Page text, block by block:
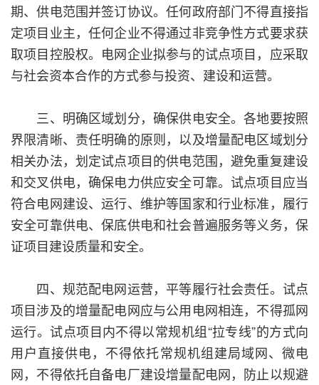
期、供电范围并签订协议。任何政府部门不得直接指
定项目业主，任何企业不得通过非竞争性方式要求获
取项目控股权。电网企业拟参与的试点项目，应采取
与社会资本合作的方式参与投资、建设和运营。
三、明确区域划分，确保供电安全。各地要按照
界限清晰、责任明确的原则，以及增量配电区域划分
相关办法，划定试点项目的供电范围，避免重复建设
和交叉供电，确保电力供应安全可靠。试点项目应当
符合电网建设、运行、维护等国家和行业标准，履行
安全可靠供电、保底供电和社会普遍服务等义务，保
证项目建设质量和安全。
四、规范配电网运营，平等履行社会责任。试点
项目涉及的增量配电网应与公用电网相连，不得孤网
运行。试点项目内不得以常规机组“拉专线”的方式向
用户直接供电，不得依托常规机组建局域网、微电
网，不得依托自备电厂建设增量配电网，防止以规避